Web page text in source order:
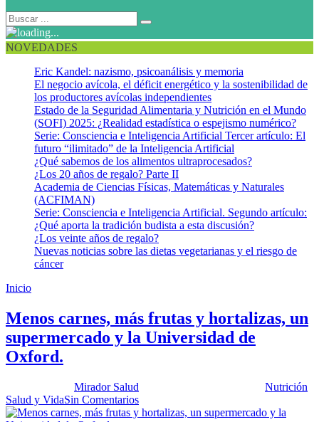
NOVEDADES
Eric Kandel: nazismo, psicoanálisis y memoria
El negocio avícola, el déficit energético y la sostenibilidad de
los productores avícolas independientes
Estado de la Seguridad Alimentaria y Nutrición en el Mundo
(SOFI) 2025: ¿Realidad estadística o espejismo numérico?
Serie: Consciencia e Inteligencia Artificial Tercer artículo: El
futuro “ilimitado” de la Inteligencia Artificial
¿Qué sabemos de los alimentos ultraprocesados?
¿Los 20 años de regalo? Parte II
Academia de Ciencias Físicas, Matemáticas y Naturales
(ACFIMAN)
Serie: Consciencia e Inteligencia Artificial. Segundo artículo:
¿Qué aporta la tradición budista a esta discusión?
¿Los veinte años de regalo?
Nuevas noticias sobre las dietas vegetarianas y el riesgo de
cáncer
Inicio
Menos carnes, más frutas y hortalizas, un
supermercado y la Universidad de
Oxford.
Mirador Salud Nutrición
Salud y VidaSin Comentarios